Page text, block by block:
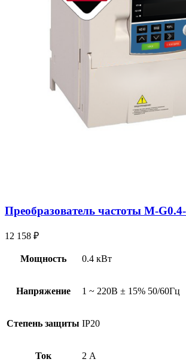
Преобразователь частоты M-
12 158 ₽
Мощность 0.4 кВт
Напряжение 1 ~ 220В ± 15% 50/60Гц
Степень защиты IP20
Ток 2 А